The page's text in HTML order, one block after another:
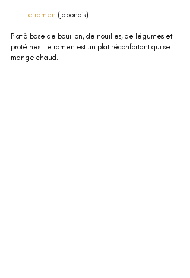
Le ramen (japonais)
Plat à base de bouillon, de nouilles, de légumes et
protéines. Le ramen est un plat réconfortant qui se
mange chaud.